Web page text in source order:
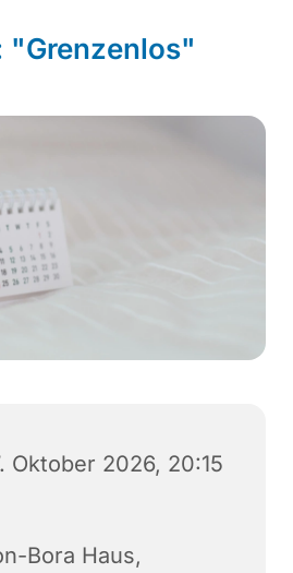
"Grenzenlos"
Oktober 2026, 20:15
Bora Haus,